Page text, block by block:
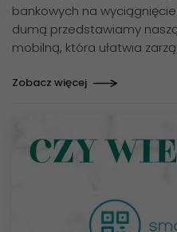
bankowych na
dumą przedstawiamy
mobilną, która ułatwia
Zobacz więcej